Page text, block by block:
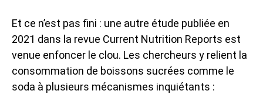
Et ce n’est pas fini : une autre étude publiée en
2021 dans la revue Current Nutrition Reports est
venue enfoncer le clou. Les chercheurs y relient la
consommation de boissons sucrées comme le
soda à plusieurs mécanismes inquiétants :